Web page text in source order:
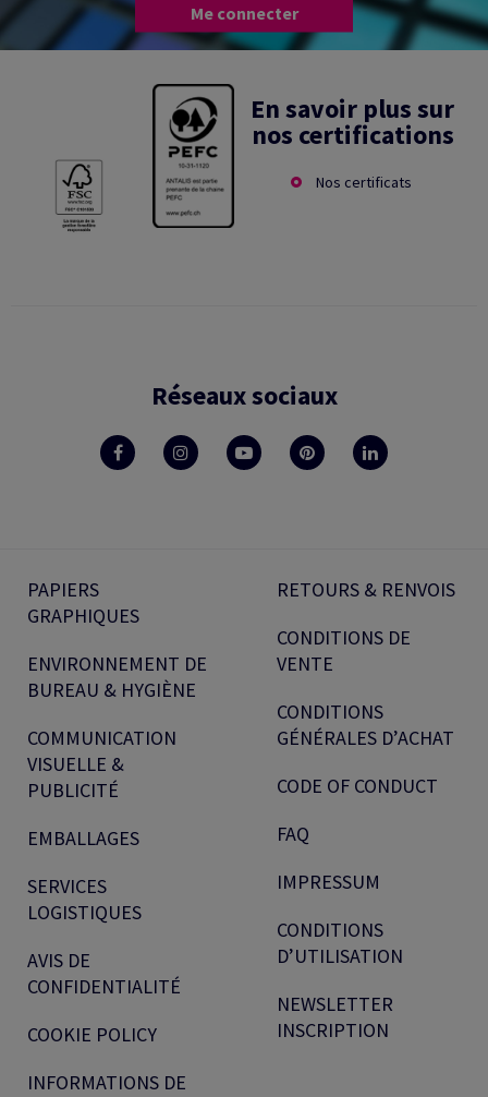
Me connecter
En savoir plus sur
nos certifications
Nos certificats
Réseaux sociaux
PAPIERS
GRAPHIQUES
ENVIRONNEMENT DE
BUREAU & HYGIÈNE
COMMUNICATION
VISUELLE &
PUBLICITÉ
EMBALLAGES
SERVICES
LOGISTIQUES
AVIS DE
CONFIDENTIALITÉ
COOKIE POLICY
INFORMATIONS DE
RETOURS & RENVOIS
CONDITIONS DE
VENTE
CONDITIONS
GÉNÉRALES D’ACHAT
CODE OF CONDUCT
FAQ
IMPRESSUM
CONDITIONS
D’UTILISATION
NEWSLETTER
INSCRIPTION